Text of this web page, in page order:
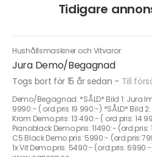
Tidigare
Hushållsmaskiner och Vitvaror
Jura Demo/Begagnad
Togs bort för 15 år sedan - Till
Demo/Begagnad. *SÅLD* Bild 1: Jura
9990:- ( ord.pris 19 990:-) *SÅLD* Bild
Krom Demo.pris: 13 490:- ( ord.pris: 14
Pianoblack Demo.pris: 11490:-
C5 Black Demo.pris: 5990:-
1x Vit Demo.pris: 5490:- (ord.pris: